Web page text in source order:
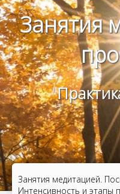
Занятия
Занятия медитацией.
Интенсивность и этапы